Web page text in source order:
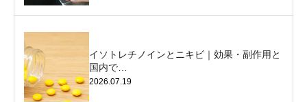
イソトレチノインとニキビ｜効果・副作用と
国内で…
2026.07.19